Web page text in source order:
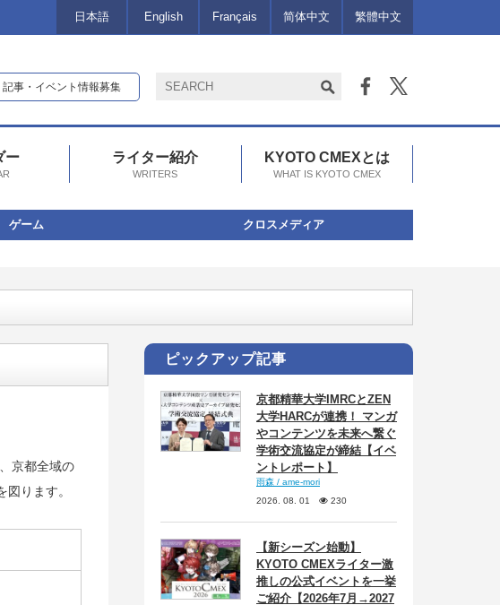
日本語 English Français 简体中文 繁體中文
記事・イベント情報募集
ー ライター紹介
WRITERS
KYOTO CMEXとは
WHAT IS KYOTO CMEX
ゲーム クロスメディア
京都全域の
ります。
ピックアップ記事
京都精華大学IMRCとZEN
大学HARCが連携！ マンガ
やコンテンツを未来へ繋ぐ
学術交流協定が締結【イベ
ントレポート】
雨森 / ame-mori
2026. 08. 01
230
【新シーズン始動】
KYOTO CMEXライター激
推しの公式イベントを一挙
ご紹介【2026年7月→2027